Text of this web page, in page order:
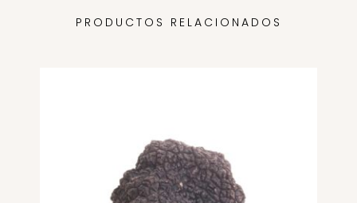
PRODUCTOS RELACIONADOS